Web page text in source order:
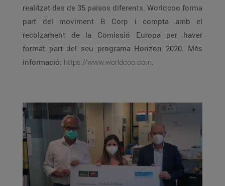
realitzat des de 35 països diferents. Worldcoo forma
part del moviment B Corp i compta amb el
recolzament de la Comissió Europa per haver
format part del seu programa Horizon 2020. Més
informació: https://www.worldcoo.com.